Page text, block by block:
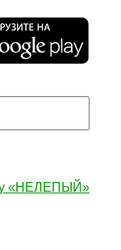
«НЕЛЕПЫЙ»